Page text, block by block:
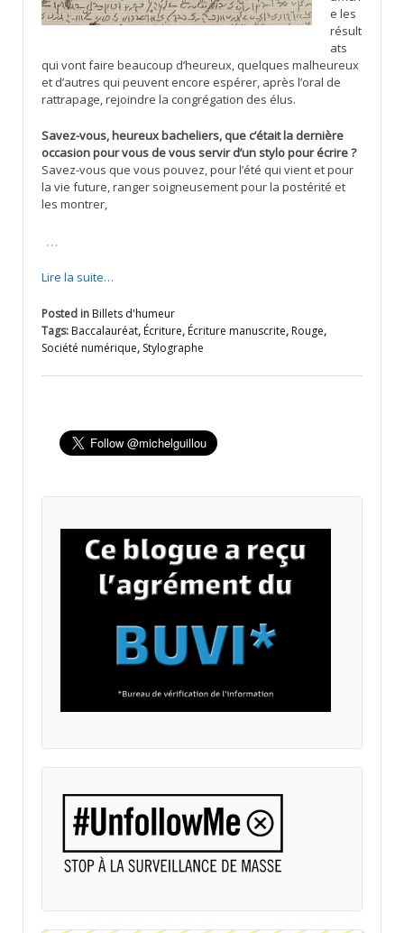
e les
résult
ats
qui vont faire beaucoup d’heureux, quelques malheureux
et d’autres qui peuvent encore espérer, après l’oral de
rattrapage, rejoindre la congrégation des élus.
Savez-vous, heureux bacheliers, que c’était la dernière
occasion pour vous de vous servir d’un stylo pour écrire ?
Savez-vous que vous pouvez, pour l’été qui vient et pour
la vie future, ranger soigneusement pour la postérité et
les montrer,
…
Lire la suite…
Posted in Billets d'humeur
Tags: Baccalauréat, Écriture, Écriture manuscrite, Rouge,
Société numérique, Stylographe